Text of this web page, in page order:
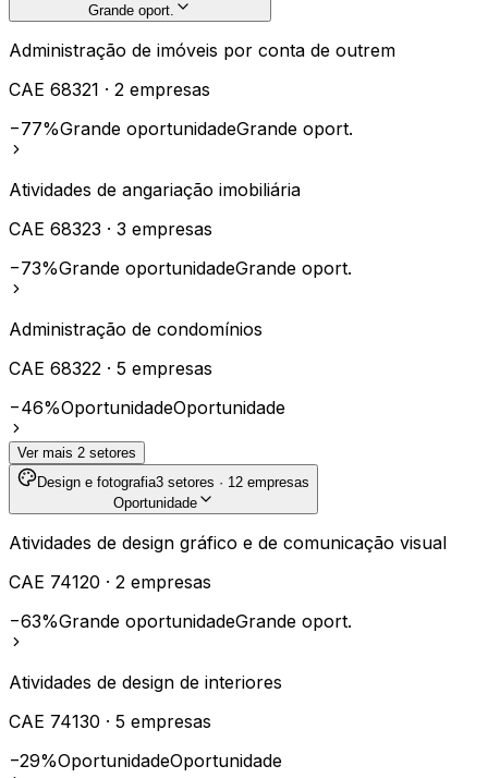
Grande oport.
Administração de imóveis por conta de outrem
CAE 68321 · 2 empresas
−77%Grande oportunidadeGrande oport.
Atividades de angariação imobiliária
CAE 68323 · 3 empresas
−73%Grande oportunidadeGrande oport.
Administração de condomínios
CAE 68322 · 5 empresas
−46%OportunidadeOportunidade
Ver mais 2 setores
Design e fotografia3 setores · 12 empresas
Oportunidade
Atividades de design gráfico e de comunicação visual
CAE 74120 · 2 empresas
−63%Grande oportunidadeGrande oport.
Atividades de design de interiores
CAE 74130 · 5 empresas
−29%OportunidadeOportunidade